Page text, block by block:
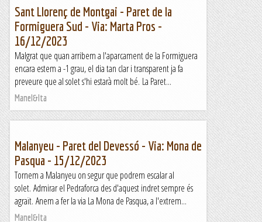
Sant Llorenç de Montgai - Paret de la
Formiguera Sud - Via: Marta Pros -
16/12/2023
Malgrat que quan arribem a l'aparcament de la Formiguera
encara estem a -1 grau, el dia tan clar i transparent ja fa
preveure que al solet s'hi estarà molt bé. La Paret...
Manel&Ita
Malanyeu - Paret del Devessó - Via: Mona de
Pasqua - 15/12/2023
Tornem a Malanyeu on segur que podrem escalar al
solet. Admirar el Pedraforca des d'aquest indret sempre és
agraït. Anem a fer la via La Mona de Pasqua, a l'extrem...
Manel&Ita